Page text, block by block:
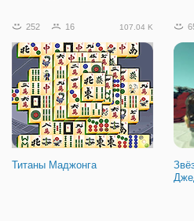
252 16 107.04 K
Титаны Маджонга